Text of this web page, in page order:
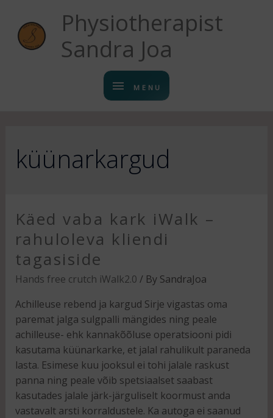
Physiotherapist
Sandra Joa
MENU
küünarkargud
Käed vaba kark iWalk –
rahuloleva kliendi
tagasiside
Hands free crutch iWalk2.0 / By SandraJoa
Achilleuse rebend ja kargud Sirje vigastas oma
paremat jalga sulgpalli mängides ning peale
achilleuse- ehk kannakõõluse operatsiooni pidi
kasutama küünarkarke, et jalal rahulikult paraneda
lasta. Esimese kuu jooksul ei tohi jalale raskust
panna ning peale võib spetsiaalset saabast
kasutades jalale järk-järguliselt koormust anda
vastavalt arsti korraldustele. Ka autoga ei saanud